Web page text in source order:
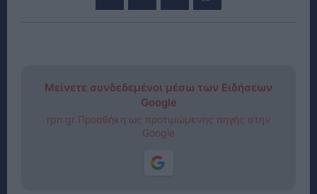
Μείνετε συνδεδεμένοι μέσω των Ειδήσεων
Google
rpn.gr Προσθήκη ως προτιμώμενης πηγής στην
Google